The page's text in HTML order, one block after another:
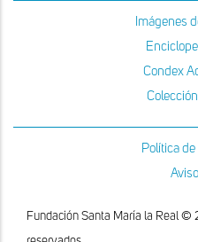
Imágenes
Condex
Política
Fundación Santa María la Real ©